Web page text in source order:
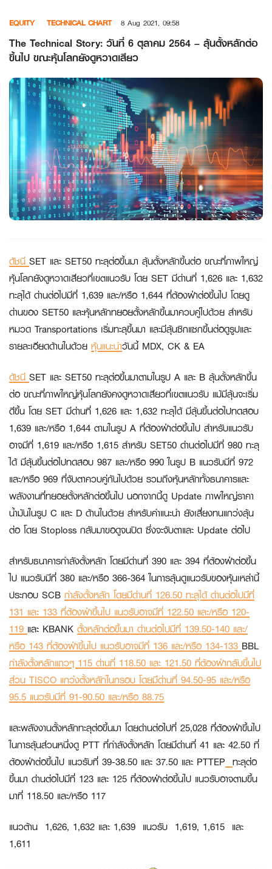
content
EQUITY TECHNICAL CHART 8 Aug 2021, 09:58
The Technical Story: วันที่ 6 ตุลาคม 2564 – ลุ้นตั้งหลักต่อ
ขึ้นไป ขณะหุ้นโลกยังดูหวาดเสียว
ดัชนี SET และ SET50 ทะลุต่อขึ้นมา ลุ้นตั้งหลักขึ้นต่อ ขณะที่ภาพใหญ่
หุ้นโลกยังดูหวาดเสียวที่เขตแนวรับ โดย SET มีด่านที่ 1,626 และ 1,632
ทะลุได้ ด่านต่อไปมีที่ 1,639 และ/หรือ 1,644 ที่ต้องฝ่าต่อขึ้นไป โดยดู
ด่านของ SET50 และหุ้นหลักทยอยตั้งหลักขึ้นมาควบคู่ไปด้วย สำหรับ
หมวด Transportations เริ่มทะลุขึ้นมา และมีลุ้นซิกแซกขึ้นต่อดูรูปและ
รายละเอียดด้านในด้วย หุ้นแนะนำวันนี้ MDX, CK & EA
ดัชนี SET และ SET50 ทะลุต่อขึ้นมาตามในรูป A และ B ลุ้นตั้งหลักขึ้น
ต่อ ขณะที่ภาพใหญ่หุ้นโลกยังคงดูหวาดเสียวที่เขตแนวรับ แม้มีลุ้นจะเริ่ม
ดีขึ้น โดย SET มีด่านที่ 1,626 และ 1,632 ทะลุได้ มีลุ้นขึ้นต่อไปทดสอบ
1,639 และ/หรือ 1,644 ตามในรูป A ที่ต้องฝ่าต่อขึ้นไป สำหรับแนวรับ
อาจมีที่ 1,619 และ/หรือ 1,615 สำหรับ SET50 ด่านต่อไปมีที่ 980 ทะลุ
ได้ มีลุ้นขึ้นต่อไปทดสอบ 987 และ/หรือ 990 ในรูป B แนวรับมีที่ 972
และ/หรือ 969 ที่จับตาควบคู่กันไปด้วย รวมถึงหุ้นหลักทั้งธนาคารและ
พลังงานที่ทยอยตั้งหลักต่อขึ้นไป นอกจากนี้ดู Update ภาพใหญ่ราคา
น้ำมันในรูป C และ D ด้านในด้วย สำหรับคำแนะนำ ยังเสี่ยงทนแกว่งลุ้น
ต่อ โดย Stoploss กลับมาขอดูจนปิด ซึ่งจะจับตาและ Update ต่อไป
สำหรับธนาคารกำลังตั้งหลัก โดยมีด่านที่ 390 และ 394 ที่ต้องฝ่าต่อขึ้น
ไป แนวรับมีที่ 380 และ/หรือ 366-364 ในการลุ้นดูแนวรับของหุ้นเหล่านี้
ประกอบ SCB กำลังตั้งหลัก โดยมีด่านที่ 126.50 ทะลุได้ ด่านต่อไปมีที่
131 และ 133 ที่ต้องฝ่าขึ้นไป แนวรับอาจมีที่ 122.50 และ/หรือ 120-
119 และ KBANK ตั้งหลักต่อขึ้นมา ด่านต่อไปมีที่ 139.50-140 และ/
หรือ 143 ที่ต้องฝ่าขึ้นไป แนวรับอาจมีที่ 136 และ/หรือ 134-133 BBL
กำลังตั้งหลักแถวๆ 115 ด่านที่ 118.50 และ 121.50 ที่ต้องฝ่ากลับขึ้นไป
ส่วน TISCO แกว่งตั้งหลักในกรอบ โดยมีด่านที่ 94.50-95 และ/หรือ
95.5 แนวรับมีที่ 91-90.50 และ/หรือ 88.75
และพลังงานตั้งหลักทะลุต่อขึ้นมา โดยด่านต่อไปที่ 25,028 ที่ต้องฝ่าขึ้นไป
ในการลุ้นส่วนหนึ่งดู PTT ที่กำลังตั้งหลัก โดยมีด่านที่ 41 และ 42.50 ที่
ต้องฝ่าต่อขึ้นไป แนวรับที่ 39-38.50 และ 37.50 และ PTTEP ทะลุต่อ
ขึ้นมา ด่านต่อไปมีที่ 123 และ 125 ที่ต้องฝ่าต่อขึ้นไป แนวรับอาจตามขึ้น
มาที่ 118.50 และ/หรือ 117
แนวต้าน 1,626, 1,632 และ 1,639 แนวรับ 1,619, 1,615 และ
1,611